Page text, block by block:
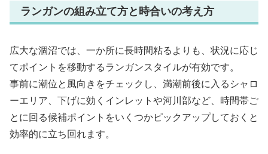
ランガンの組み立て方と時合いの考え方
広大な涸沼では、一か所に長時間粘るよりも、状況に応じ
てポイントを移動するランガンスタイルが有効です。
事前に潮位と風向きをチェックし、満潮前後に入るシャロ
ーエリア、下げに効くインレットや河川部など、時間帯ご
とに回る候補ポイントをいくつかピックアップしておくと
効率的に立ち回れます。